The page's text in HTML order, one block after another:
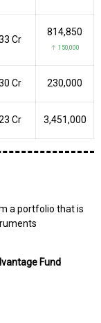
Cr
814,850
↑ 150,000
Cr 230,000
Cr 3,451,000
a portfolio that is
Fund